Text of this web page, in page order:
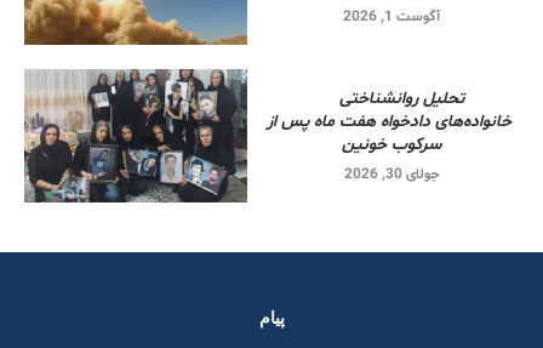
آگوست 1, 2026
تحلیل روانشناختی
خانواده‌های دادخواه هفت ماه پس از
سرکوب خونین
جولای 30, 2026
پیام